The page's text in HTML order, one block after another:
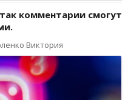
комментарии смогут
Виктория